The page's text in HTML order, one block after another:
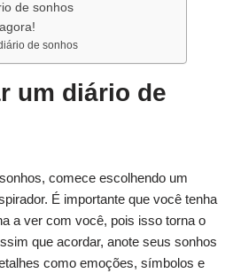
de sonhos
de sonhos
um diário de
comece escolhendo um
É importante que você tenha
a ver com você, pois isso torna o
que acordar, anote seus sonhos
como emoções, símbolos e